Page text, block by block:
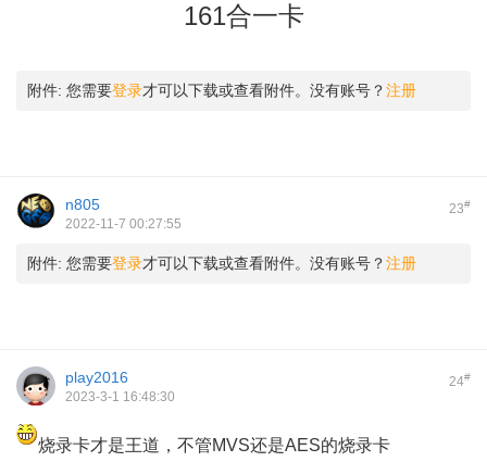
161合一卡
附件: 您需要登录才可以下载或查看附件。没有账号？注册
23#
n805
2022-11-7 00:27:55
附件: 您需要登录才可以下载或查看附件。没有账号？注册
24#
play2016
2023-3-1 16:48:30
烧录卡才是王道，不管MVS还是AES的烧录卡